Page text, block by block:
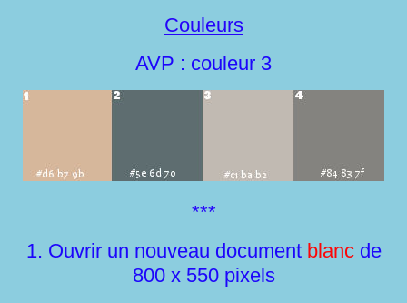
Couleurs
AVP : couleur 3
***
1. Ouvrir un nouveau document blanc de
800 x 550 pixels